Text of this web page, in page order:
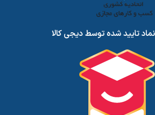
نماد تایید شده توسط دیجی کالا